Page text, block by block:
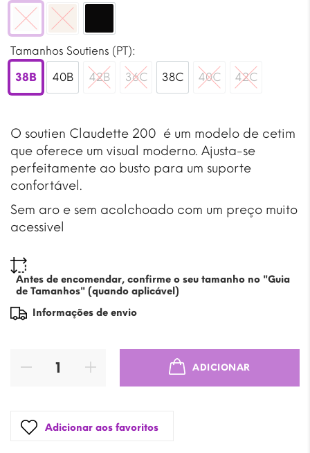
BrancoPele
Tamanhos Soutiens (PT):
38B
38B
40B
40B
42B
42B
36C
36C
38C
38C
40C
40C
42C
42C
O soutien Claudette 200 é um modelo de cetim
que oferece um visual moderno. Ajusta-se
perfeitamente ao busto para um suporte
confortável.
Sem aro e sem acolchoado com um preço muito
acessivel
Antes de encomendar, confirme o seu tamanho no "Guia
de Tamanhos" (quando aplicável)
Informações de envio
ADICIONAR
Adicionar aos favoritos